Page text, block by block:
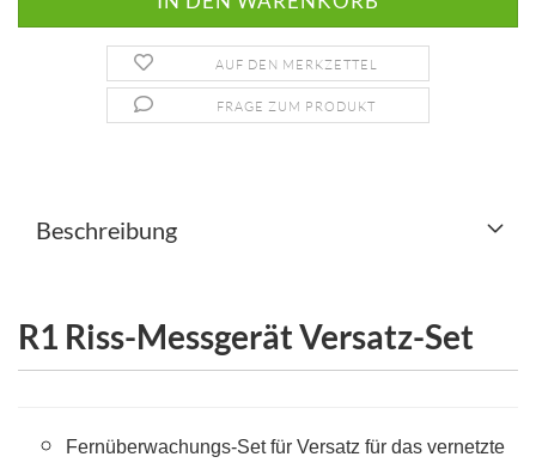
AUF DEN MERKZETTEL
FRAGE ZUM PRODUKT
Beschreibung
R1 Riss-Messgerät Versatz-Set
Fernüberwachungs-Set für Versatz für das vernetzte